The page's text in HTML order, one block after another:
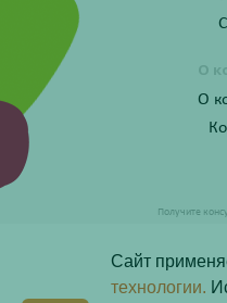
О
О
Получите
Сайт
технологии.